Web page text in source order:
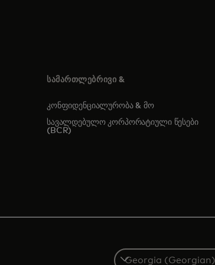
ᲡᲐᲛᲐᲠᲗᲚᲔᲑᲠᲘᲕᲘ &
კონფიდენციალურობა & მო
სავალდებულო კორპორატიული წესები
(BCR)
Select
a